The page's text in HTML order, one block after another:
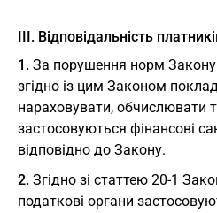
IІІ. Відповідальність
1. За порушення норм Закону
згідно із цим Законом
нараховувати, обчислювати
застосовуються фінансові
відповідно до Закону.
2. Згідно зі статтею 20-1
податкові органи